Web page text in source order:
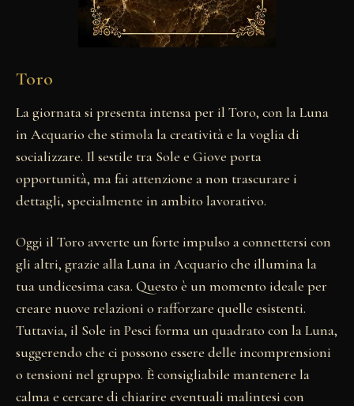
Toro
La giornata si presenta intensa per il Toro, con la Luna
in Acquario che stimola la creatività e la voglia di
socializzare. Il sestile tra Sole e Giove porta
opportunità, ma fai attenzione a non trascurare i
dettagli, specialmente in ambito lavorativo.
Oggi il Toro avverte un forte impulso a connettersi con
gli altri, grazie alla Luna in Acquario che illumina la
tua undicesima casa. Questo è un momento ideale per
creare nuove relazioni o rafforzare quelle esistenti.
Tuttavia, il Sole in Pesci forma un quadrato con la Luna,
suggerendo che ci possono essere delle incomprensioni
o tensioni nel gruppo. È consigliabile mantenere la
calma e cercare di chiarire eventuali malintesi con